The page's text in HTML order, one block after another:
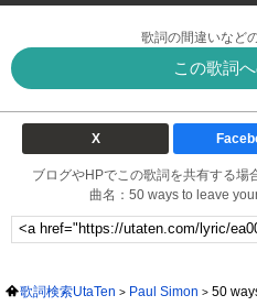
歌詞の間違いなど
この歌詞
X
ブログやHPでこの歌詞を共有する
曲名：50 ways to leave
歌詞検索UtaTen Paul Simon 50